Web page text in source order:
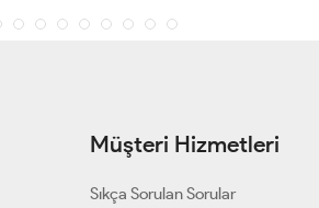
Müşteri Hizmetleri
Sıkça Sorulan Sorular